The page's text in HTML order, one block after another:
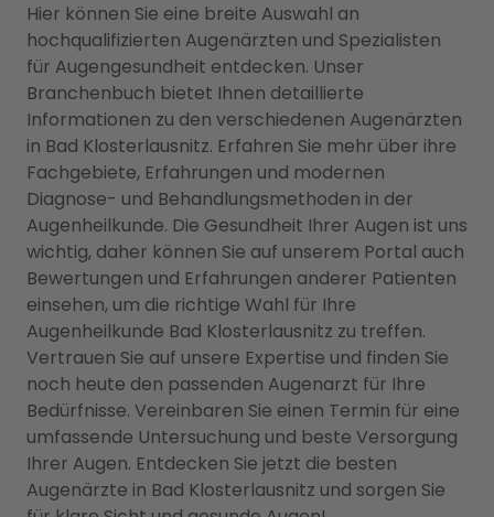
Hier können Sie eine breite Auswahl an
hochqualifizierten Augenärzten und Spezialisten
für Augengesundheit entdecken. Unser
Branchenbuch bietet Ihnen detaillierte
Informationen zu den verschiedenen Augenärzten
in Bad Klosterlausnitz. Erfahren Sie mehr über ihre
Fachgebiete, Erfahrungen und modernen
Diagnose- und Behandlungsmethoden in der
Augenheilkunde. Die Gesundheit Ihrer Augen ist uns
wichtig, daher können Sie auf unserem Portal auch
Bewertungen und Erfahrungen anderer Patienten
einsehen, um die richtige Wahl für Ihre
Augenheilkunde Bad Klosterlausnitz zu treffen.
Vertrauen Sie auf unsere Expertise und finden Sie
noch heute den passenden Augenarzt für Ihre
Bedürfnisse. Vereinbaren Sie einen Termin für eine
umfassende Untersuchung und beste Versorgung
Ihrer Augen. Entdecken Sie jetzt die besten
Augenärzte in Bad Klosterlausnitz und sorgen Sie